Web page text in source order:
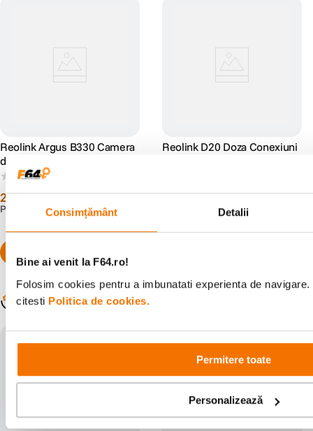
Consimțământ Detalii
Bine ai venit la F64.ro!
Folosim cookies pentru a imbunatati experienta de
citesti Politica de cookies.
Permitere toate
Personalizează
Reolink Argus B330 Camera
de Supraveghere cu Panou
Solar 4 MP si Inteligenta
25990 lei
PRP: lei
Reolink D20 Doza Conexiuni
7999 lei
Populare în aceeași categorie